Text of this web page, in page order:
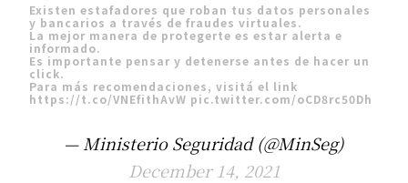
Existen estafadores que roban tus datos personales
y bancarios a través de fraudes virtuales.
La mejor manera de protegerte es estar alerta e
informado.
Es importante pensar y detenerse antes de hacer un
click.
Para más recomendaciones, visitá el link
https://t.co/VNEfithAvW pic.twitter.com/oCD8rc50Dh
— Ministerio Seguridad (@MinSeg)
December 14, 2021